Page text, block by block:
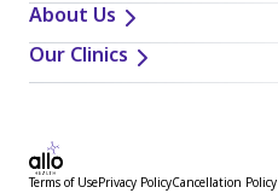
About Us
Our Clinics
Terms of UsePrivacy PolicyCancellation Policy